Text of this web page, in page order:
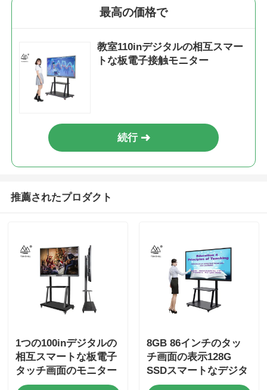
最高の価格で
教室110inデジタルの相互スマー
トな板電子接触モニター
続行
推薦されたプロダクト
1つの100inデジタルの
相互スマートな板電子
タッチ画面のモニター
のすべて
8GB 86インチのタッ
チ画面の表示128G
SSDスマートなデジタ
ルの板